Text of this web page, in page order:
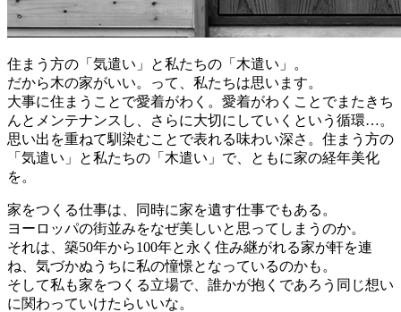
住まう方の「気遣い」と私たちの「木遣い」。
だから木の家がいい。って、私たちは思います。
大事に住まうことで愛着がわく。愛着がわくことでまたきち
んとメンテナンスし、さらに大切にしていくという循環…。
思い出を重ねて馴染むことで表れる味わい深さ。住まう方の
「気遣い」と私たちの「木遣い」で、ともに家の経年美化
を。
家をつくる仕事は、同時に家を遺す仕事でもある。
ヨーロッパの街並みをなぜ美しいと思ってしまうのか。
それは、築50年から100年と永く住み継がれる家が軒を連
ね、気づかぬうちに私の憧憬となっているのかも。
そして私も家をつくる立場で、誰かが抱くであろう同じ想い
に関わっていけたらいいな。